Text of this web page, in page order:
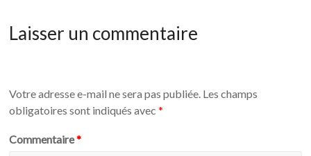
Laisser un commentaire
Votre adresse e-mail ne sera pas publiée. Les champs
obligatoires sont indiqués avec*
Commentaire*